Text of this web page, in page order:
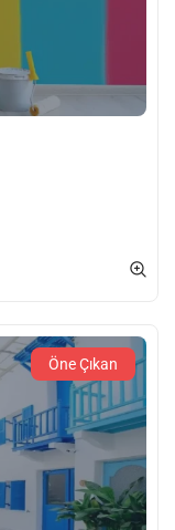
Öne Çıkan